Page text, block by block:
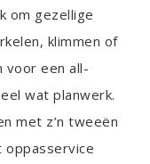
om gezellige
klimmen of
voor een all-
wat planwerk.
met z’n tweeën
oppasservice